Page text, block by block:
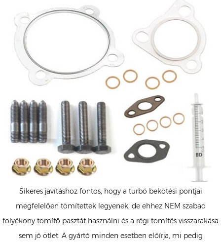
Sikeres javításhoz fontos, hogy a turbó bekötési pontjai
megfelelően tömítettek legyenek, de ehhez NEM szabad
folyékony tömítő pasztát használni és a régi tömítés visszarakása
sem jó ötlet. A gyártó minden esetben előírja, mi pedig